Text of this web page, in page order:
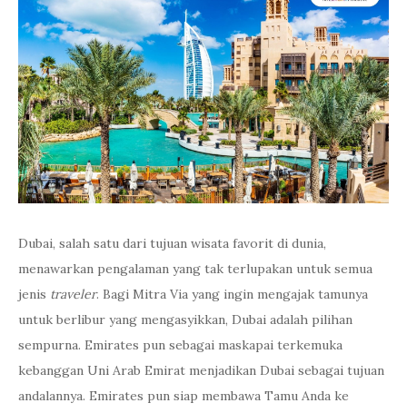
Dubai, salah satu dari tujuan wisata favorit di dunia,
menawarkan pengalaman yang tak terlupakan untuk semua
jenis traveler. Bagi Mitra Via yang ingin mengajak tamunya
untuk berlibur yang mengasyikkan, Dubai adalah pilihan
sempurna. Emirates pun sebagai maskapai terkemuka
kebanggan Uni Arab Emirat menjadikan Dubai sebagai tujuan
andalannya. Emirates pun siap membawa Tamu Anda ke